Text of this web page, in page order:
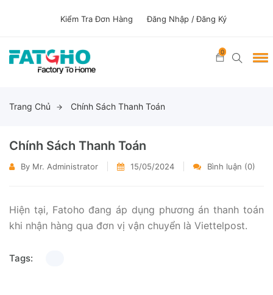
Kiểm Tra Đơn Hàng Đăng Nhập /Đăng Ký
0
Trang Chủ Chính Sách Thanh Toán
Chính Sách Thanh Toán
By Mr. Administrator 15/05/2024 Bình luận (0)
Hiện tại, Fatoho đang áp dụng phương án thanh toán
khi nhận hàng qua đơn vị vận chuyển là Viettelpost.
Tags: